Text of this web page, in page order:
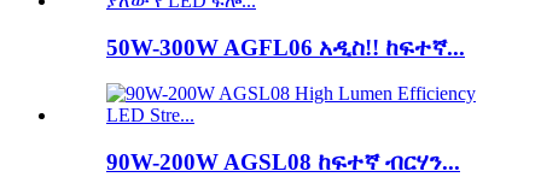
50W-300W AGFL06 አዲስ!! ከፍተኛ...
90W-200W AGSL08 ከፍተኛ ብርሃን...